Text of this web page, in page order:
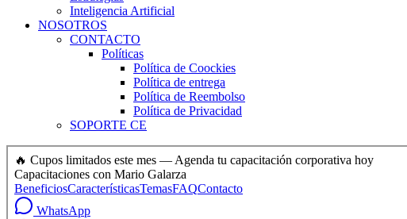
Inteligencia Artificial
NOSOTROS
CONTACTO
Políticas
Política de Coockies
Política de entrega
Política de Reembolso
Política de Privacidad
SOPORTE CE